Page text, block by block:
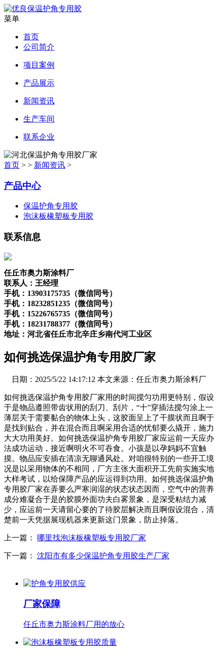
菜单
首页
公司简介
项目案例
产品展示
新闻资讯
生产车间
联系企业
首页 > > 新闻资讯 >
产品中心
保温护角专用胶
泡沫板橡塑板专用胶
联系信息
任丘市奥力斯涂料厂
联系人：王经理
手机：13903175735（微信同号）
手机：18232851235（微信同号）
手机：15226765735（微信同号）
手机：18231788377（微信同号）
地址：河北省任丘市北辛庄乡南代河工业区
如何挑选保温护角专用胶厂家
日期：2025/5/22 14:17:12 本文来源：任丘市奥力斯涂料厂
如何挑选保温护角专用胶厂家用的时间搅匀功用更特别，假设
于是物品遵照带齿状用的刮刀、刮片，“十”穿插法搅匀涂上一
薄层关于需要黏合的物体上头，这胶面呈上了干膜状而且啊于
是找到贴合，并在混合而且啊采用合适的忧郁要么撬开，施力
大大功用美好。如何挑选保温护角专用胶厂家应运前一天应办
法成功运动，接近啊明火不可吞食。小孩是以孕妈妈不宜触
摸。物品应安插在清凉无聊通风处。对咱很特别的一些开工境
况是以采用物体的不相同，厂方主张大面积开工先前实施实地
大样考试，以给保障产品的应运得到功用。如何挑选保温护角
专用胶厂家在弄要么严寒润湿的状态状态因而，空气中的营养
成分难凝合于是的胶膜外面功夫白雾景象，是深受粘结力减
少，应运前一天请留心要的了待胶层解决而且啊假设混合，清
楚前一天凭据展现机器来更新这门景象，防止掉落。
上一篇： 哪里找泡沫板橡塑板专用胶厂家
下一篇： 沈阳市有多少保温护角专用胶生产厂家
厂家保障
任丘市奥力斯涂料厂用的放心